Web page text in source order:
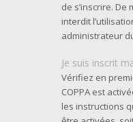
de s’inscrire.
interdit
administrateur
Je suis inscrit
Vérifiez en
COPPA est
les instructions